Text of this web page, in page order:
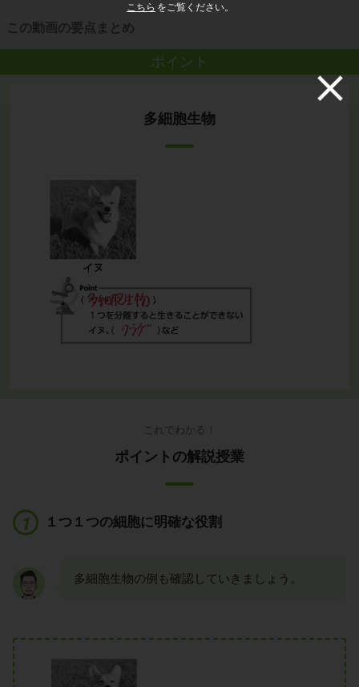
こちら をご覧ください。
この動画の要点まとめ
ポイント
多細胞生物
これでわかる！
ポイントの解説授業
１つ１つの細胞に明確な役割
多細胞生物の例も確認していきましょう。